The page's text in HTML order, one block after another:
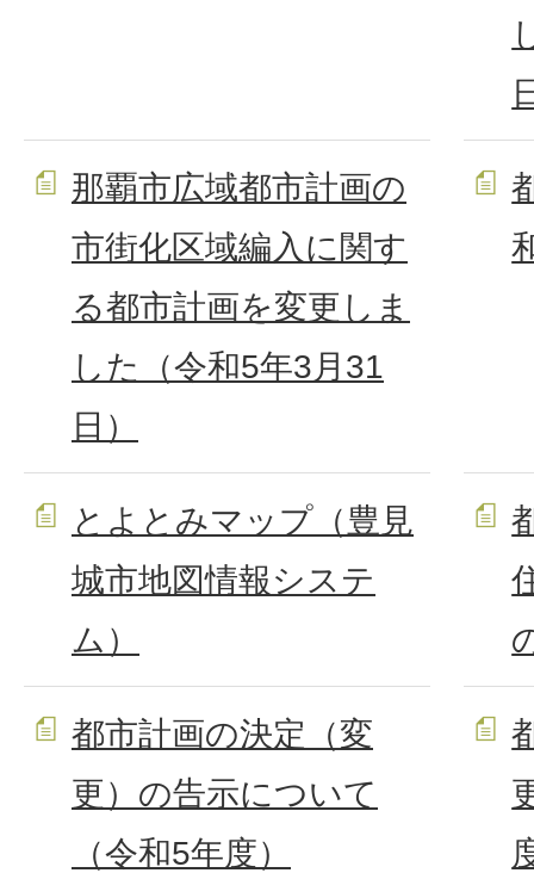
那覇市広域都市計画の
市街化区域編入に関す
る都市計画を変更しま
した（令和5年3月31
日）
とよとみマップ（豊見
城市地図情報システ
ム）
都市計画の決定（変
更）の告示について
（令和5年度）